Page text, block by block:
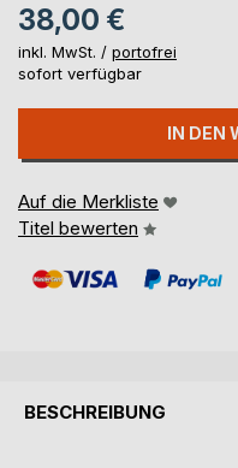
38,00 €
inkl. MwSt. / portofrei
sofort verfügbar
IN DEN
Auf die Merkliste
Titel bewerten
BESCHREIBUNG